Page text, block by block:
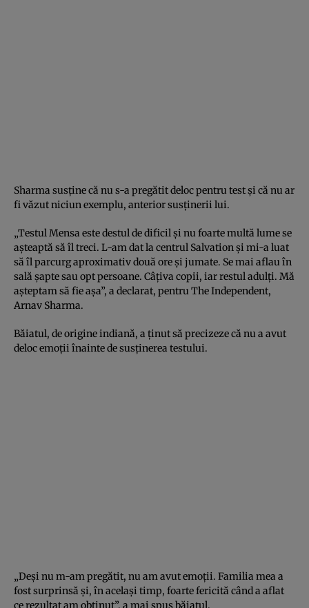
Sharma susţine că nu s-a pregătit deloc pentru test şi că nu ar
fi văzut niciun exemplu, anterior susţinerii lui.
„Testul Mensa este destul de dificil şi nu foarte multă lume se
aşteaptă să îl treci. L-am dat la centrul Salvation şi mi-a luat
să îl parcurg aproximativ două ore şi jumate. Se mai aflau în
sală şapte sau opt persoane. Câţiva copii, iar restul adulţi. Mă
aşteptam să fie aşa”, a declarat, pentru The Independent,
Arnav Sharma.
Băiatul, de origine indiană, a ţinut să precizeze că nu a avut
deloc emoţii înainte de susţinerea testului.
„Deşi nu m-am pregătit, nu am avut emoţii. Familia mea a
fost surprinsă şi, în acelaşi timp, foarte fericită când a aflat
ce rezultat am obţinut”, a mai spus băiatul.